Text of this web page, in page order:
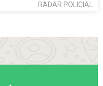
RADAR POLICIAL